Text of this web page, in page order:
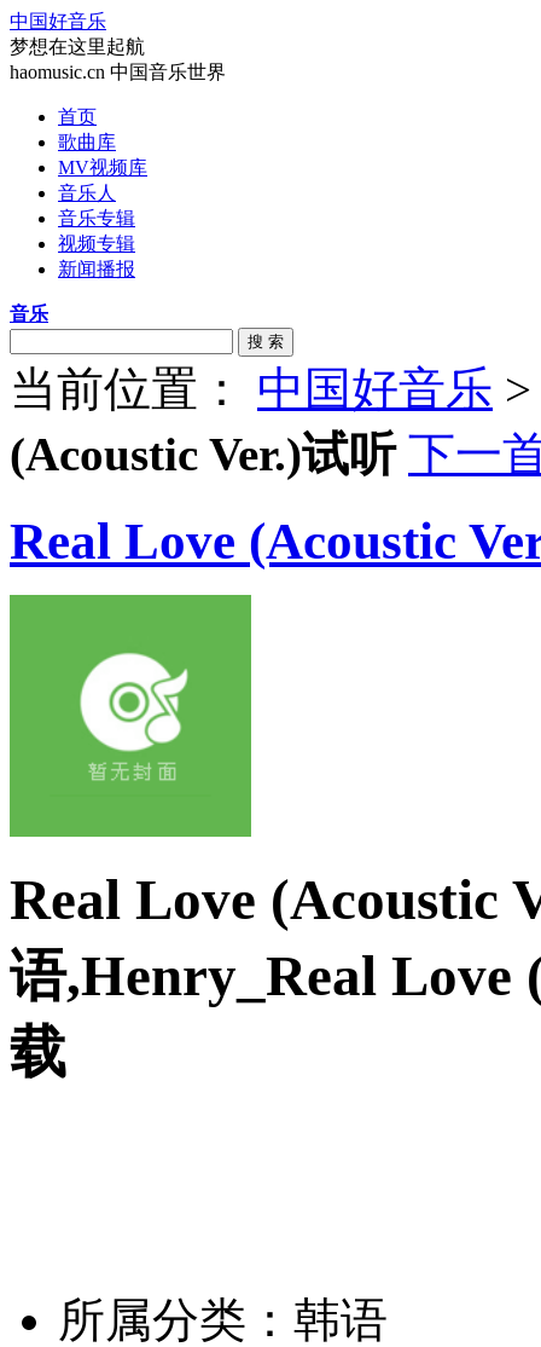
中国好音乐
梦想在这里起航
haomusic.cn 中国音乐世界
首页
歌曲库
MV视频库
音乐人
音乐专辑
视频专辑
新闻播报
音乐
搜 索
当前位置： 中国好音乐
(Acoustic Ver.)试听 下一
Real Love (Acoustic
Real Love (Acoustic
语,Henry_Real Love
载
所属分类：韩语